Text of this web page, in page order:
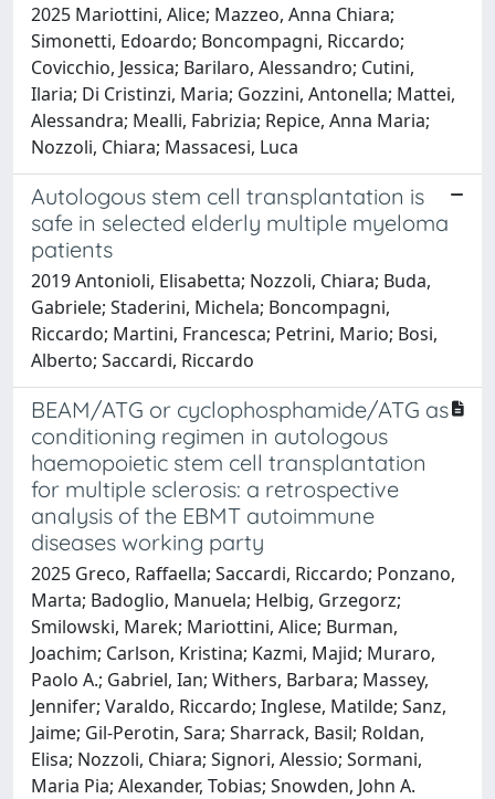
2025 Mariottini, Alice; Mazzeo, Anna Chiara;
Simonetti, Edoardo; Boncompagni, Riccardo;
Covicchio, Jessica; Barilaro, Alessandro; Cutini,
Ilaria; Di Cristinzi, Maria; Gozzini, Antonella; Mattei,
Alessandra; Mealli, Fabrizia; Repice, Anna Maria;
Nozzoli, Chiara; Massacesi, Luca
Autologous stem cell transplantation is
safe in selected elderly multiple myeloma
patients
2019 Antonioli, Elisabetta; Nozzoli, Chiara; Buda,
Gabriele; Staderini, Michela; Boncompagni,
Riccardo; Martini, Francesca; Petrini, Mario; Bosi,
Alberto; Saccardi, Riccardo
BEAM/ATG or cyclophosphamide/ATG as
conditioning regimen in autologous
haemopoietic stem cell transplantation
for multiple sclerosis: a retrospective
analysis of the EBMT autoimmune
diseases working party
2025 Greco, Raffaella; Saccardi, Riccardo; Ponzano,
Marta; Badoglio, Manuela; Helbig, Grzegorz;
Smilowski, Marek; Mariottini, Alice; Burman,
Joachim; Carlson, Kristina; Kazmi, Majid; Muraro,
Paolo A.; Gabriel, Ian; Withers, Barbara; Massey,
Jennifer; Varaldo, Riccardo; Inglese, Matilde; Sanz,
Jaime; Gil-Perotin, Sara; Sharrack, Basil; Roldan,
Elisa; Nozzoli, Chiara; Signori, Alessio; Sormani,
Maria Pia; Alexander, Tobias; Snowden, John A.